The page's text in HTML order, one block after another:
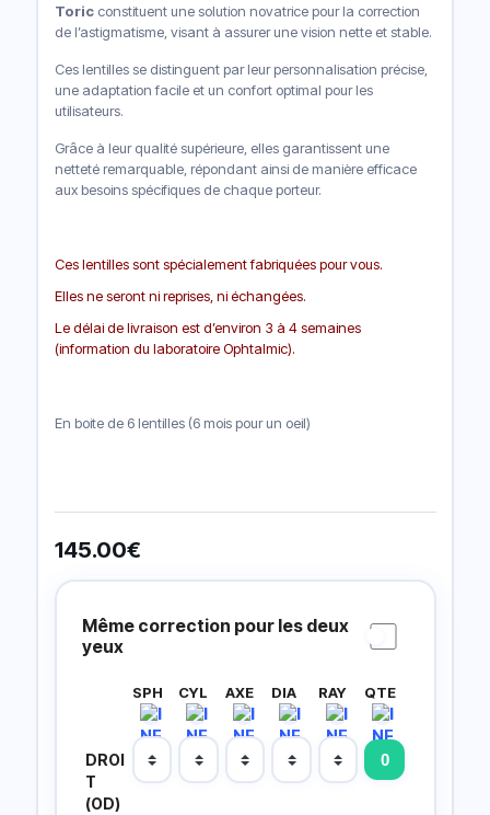
Toricconstituent une solution novatrice pour la correction
de l’astigmatisme, visant à assurer une vision nette et stable.
Ces lentilles se distinguent par leur personnalisation précise,
une adaptation facile et un confort optimal pour les
utilisateurs.
Grâce à leur qualité supérieure, elles garantissent une
netteté remarquable, répondant ainsi de manière efficace
aux besoins spécifiques de chaque porteur.
Ces lentilles sont spécialement fabriquées pour vous.
Elles ne seront ni reprises, ni échangées.
Le délai de livraison est d’environ 3 à 4 semaines
(information du laboratoire Ophtalmic).
En boite de 6 lentilles (6 mois pour un oeil)
145.00€
Prescripción
Même correction pour les deux
yeux
SPH CYL AXE DIA RAY QTE
DROI
T
(OD)